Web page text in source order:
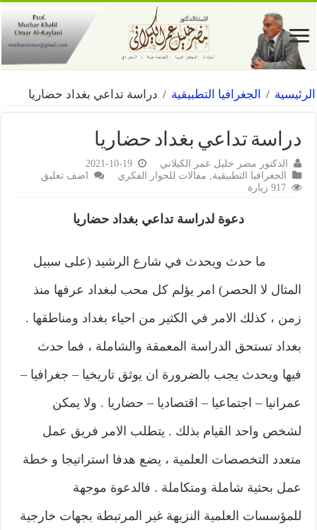
الرئيسية / الجغرافيا التطبيقية / دراسة تداعي بغداد حضاريا
دراسة تداعي بغداد حضاريا
الدكتور مضر خليل عمر الكيلاني
2021-10-19
الجغرافيا التطبيقية
مفالات للحوار الفكري
اضف تعليق
917 زيارة
دعوة لدراسة تداعي بغداد حضاريا
ما حدث ويحدث في شارع الرشيد (على سبيل
المثال لا الحصر) امر يؤلم كل محب لبغداد عرفها منذ
زمن ، كذلك الامر في الكثير من احياء بغداد ومناطقها .
بغداد تستحق الدراسة المعمقة والشاملة ، فما حدث
فيها ويحدث يجب بالضرورة ان يوثق تاريخيا – جغرافيا –
عمرانيا – اجتماعيا – اقتصاديا – حضاريا . ولا يمكن
لشخص واحد القيام بذلك . يتطلب الامر فريق عمل
متعدد التخصصات العلمية ، يضع هدفا استراتيجا و خطة
عمل بحثية شاملة ومتكاملة . فالدعوة موجهة
للمؤسسات العلمية النزيهة غير المرتبطة بجهات خارجية